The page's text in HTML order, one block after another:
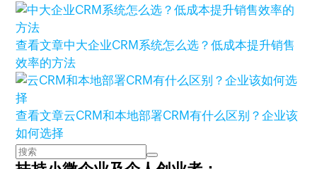
查看文章中大企业CRM系统怎么选？低成本提升销售
效率的方法
查看文章云CRM和本地部署CRM有什么区别？企业该
如何选择